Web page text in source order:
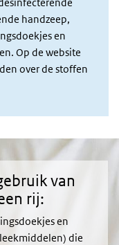
handzeep,
en
Op de website
over de stoffen
van
rij:
en
die